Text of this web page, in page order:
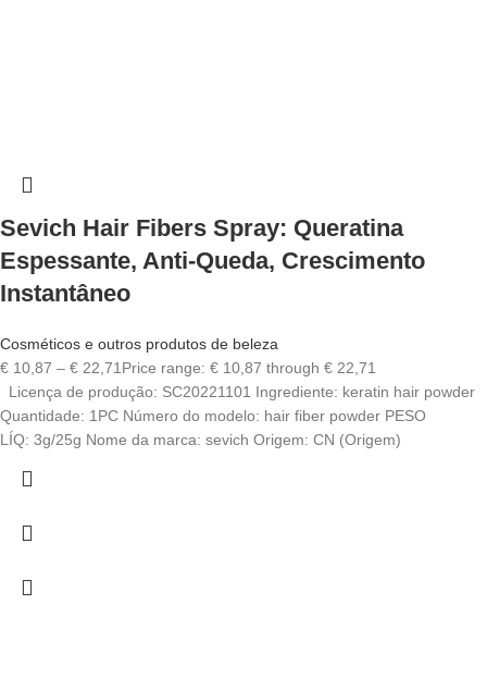
Sevich Hair Fibers Spray: Queratina
Espessante, Anti-Queda, Crescimento
Instantâneo
Cosméticos e outros produtos de beleza
€ 10,87 – € 22,71Price range: € 10,87 through € 22,71
Licença de produção: SC20221101 Ingrediente: keratin hair powder
Quantidade: 1PC Número do modelo: hair fiber powder PESO
LÍQ: 3g/25g Nome da marca: sevich Origem: CN (Origem)